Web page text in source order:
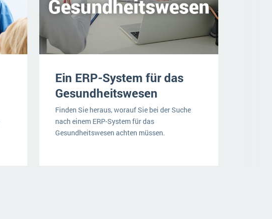
Ein ERP-System für das
Gesundheitswesen
Finden Sie heraus, worauf Sie bei der Suche
nach einem ERP-System für das
Gesundheitswesen achten müssen.